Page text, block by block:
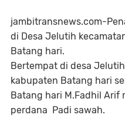
jambitransnews.com-
di Desa Jelutih
Batang hari.
Bertempat di desa
kabupaten Batang hari
Batang hari M.Fadhil Arif
perdana Padi sawah.